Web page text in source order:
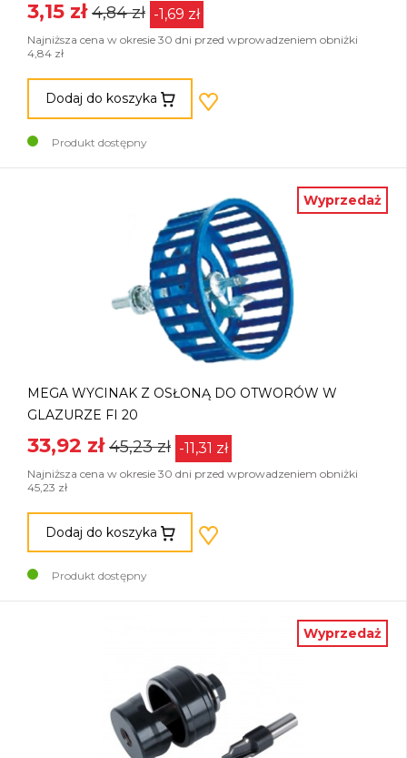
3,15 zł 4,84 zł -1,69 zł
Najniższa cena w okresie 30 dni przed wprowadzeniem obniżki
4,84 zł
Dodaj do koszyka
Produkt dostępny
Wyprzedaż
MEGA WYCINAK Z OSŁONĄ DO OTWORÓW W
GLAZURZE FI 20
33,92 zł 45,23 zł -11,31 zł
Najniższa cena w okresie 30 dni przed wprowadzeniem obniżki
45,23 zł
Dodaj do koszyka
Produkt dostępny
Wyprzedaż